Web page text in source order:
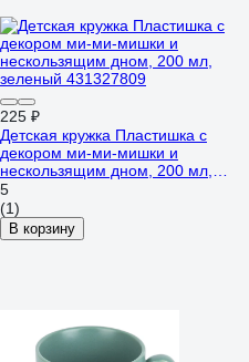
225 ₽
Детская кружка Пластишка с
декором ми-ми-мишки и
нескользящим дном, 200 мл,
зеленый 431327809
5
(1)
В корзину